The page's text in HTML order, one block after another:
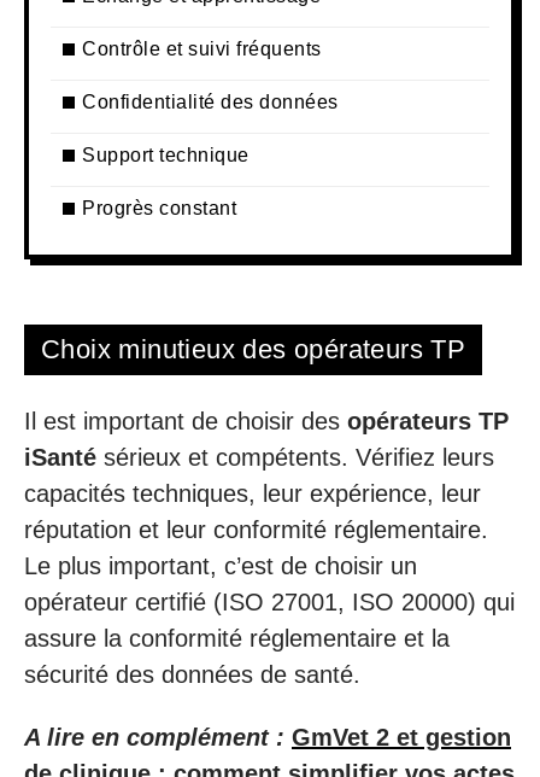
Contrôle et suivi fréquents
Confidentialité des données
Support technique
Progrès constant
Choix minutieux des opérateurs TP
Il est important de choisir des opérateurs TP
iSanté sérieux et compétents. Vérifiez leurs
capacités techniques, leur expérience, leur
réputation et leur conformité réglementaire.
Le plus important, c’est de choisir un
opérateur certifié (ISO 27001, ISO 20000) qui
assure la conformité réglementaire et la
sécurité des données de santé.
A lire en complément : GmVet 2 et gestion